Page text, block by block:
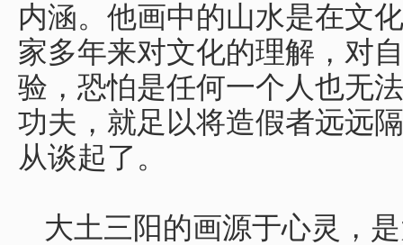
内涵。他画中的山水是在文
家多年来对文化的理解，对
验，恐怕是任何一个人也无
功夫，就足以将造假者远远
从谈起了。
大土三阳的画源于心灵，